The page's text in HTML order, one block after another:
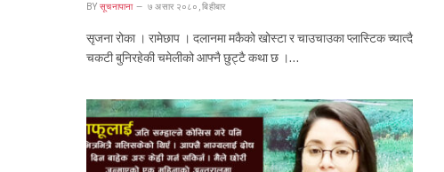
BY सूचनापाना ७ असार २०८०, बिहीबार
सृजना रोका । रामेछाप । दलानमा मकैको खोस्टा र चाउचाउका प्लास्टिक च्यात्दै
चकटी बुनिरहेकी चमेलीको आफ्नै छुट्टै कथा छ ।…